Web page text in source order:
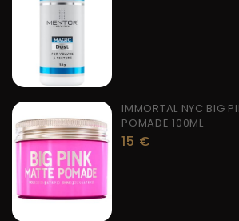
IMMORTAL NYC BIG
POMADE 100ML
15 €